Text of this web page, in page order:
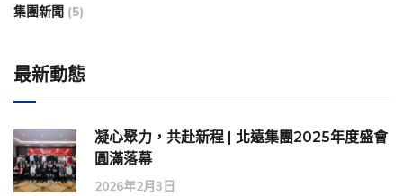
集團新聞 (5)
最新動態
凝心聚力，共赴新程 | 北遠集團2025年度盛會
圓滿落幕
2026年2月3日